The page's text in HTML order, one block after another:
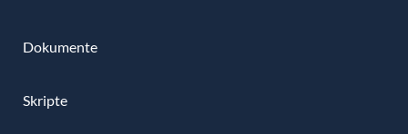
Dokumente
Skripte